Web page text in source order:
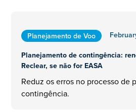
Planejamento de Voo
Planejamento de contingência:
Reclear, se não for EASA
Reduz os erros no processo de
contingência.